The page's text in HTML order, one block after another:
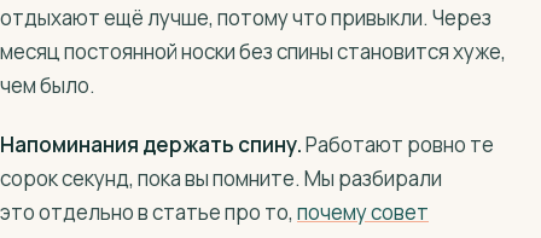
отдыхают ещё лучше, потому что привыкли. Через
месяц постоянной носки без спины становится хуже,
чем было.
Напоминания держать спину.Работают ровно те
сорок секунд, пока вы помните. Мы разбирали
это отдельно в статье про то, почему совет